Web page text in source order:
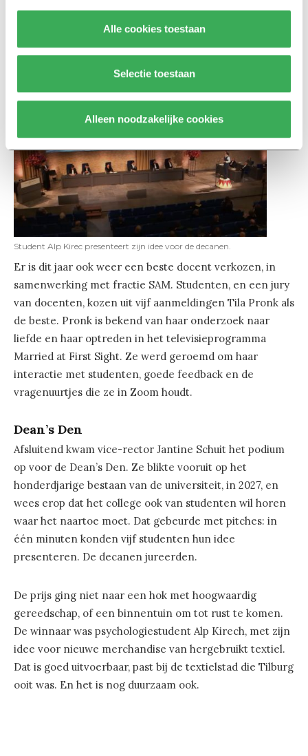
Alle cookies toestaan
Selectie toestaan
Alleen noodzakelijke cookies
ruimteschip plaatsnemen, waar ze met virtual reality
een vlucht om de aarde nabootsen. Zo leren ze over de
kwetsbaarheid van de planeet en het belang van
Student Alp Kirec presenteert zijn idee voor de decanen.
Er is dit jaar ook weer een beste docent verkozen, in
samenwerking met fractie SAM. Studenten, en een jury
van docenten, kozen uit vijf aanmeldingen Tila Pronk als
de beste. Pronk is bekend van haar onderzoek naar
liefde en haar optreden in het televisieprogramma
Married at First Sight. Ze werd geroemd om haar
interactie met studenten, goede feedback en de
vragenuurtjes die ze in Zoom houdt.
Dean’s Den
Afsluitend kwam vice-rector Jantine Schuit het podium
op voor de Dean’s Den. Ze blikte vooruit op het
honderdjarige bestaan van de universiteit, in 2027, en
wees erop dat het college ook van studenten wil horen
waar het naartoe moet. Dat gebeurde met pitches: in
één minuten konden vijf studenten hun idee
presenteren. De decanen jureerden.
De prijs ging niet naar een hok met hoogwaardig
gereedschap, of een binnentuin om tot rust te komen.
De winnaar was psychologiestudent Alp Kirech, met zijn
idee voor nieuwe merchandise van hergebruikt textiel.
Dat is goed uitvoerbaar, past bij de textielstad die Tilburg
ooit was. En het is nog duurzaam ook.